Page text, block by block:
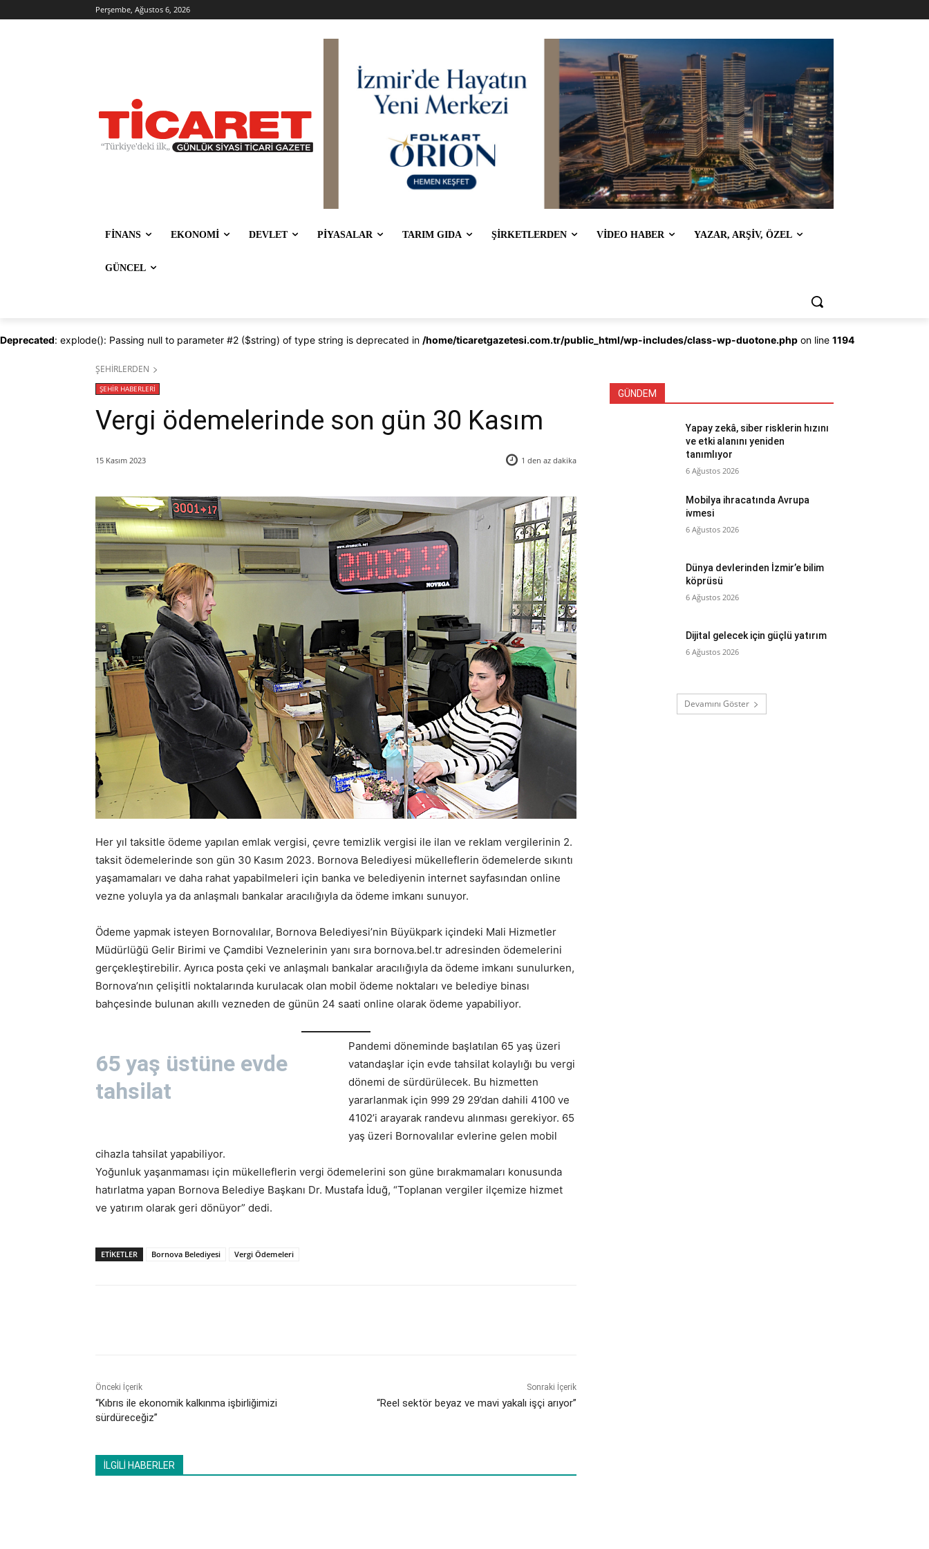
Perşembe, Ağustos 6, 2026
FİNANS EKONOMİ DEVLET PİYASALAR TARIM GIDA ŞİRKETLERDEN VİDEO HABER YAZAR, ARŞİV, ÖZEL
GÜNCEL
Deprecated: explode(): Passing null to parameter #2 ($string) of type string is deprecated in /home/ticaretgazetesi.com.tr/public_html/wp-includes/class-wp-duotone.php on line 1194
ŞEHİRLERDEN
ŞEHİR HABERLERİ
Vergi ödemelerinde son gün 30 Kasım
15 Kasım 2023 1 den az dakika
Her yıl taksitle ödeme yapılan emlak vergisi, çevre temizlik vergisi ile ilan ve reklam vergilerinin 2.
taksit ödemelerinde son gün 30 Kasım 2023. Bornova Belediyesi mükelleflerin ödemelerde sıkıntı
yaşamamaları ve daha rahat yapabilmeleri için banka ve belediyenin internet sayfasından online
vezne yoluyla ya da anlaşmalı bankalar aracılığıyla da ödeme imkanı sunuyor.
Ödeme yapmak isteyen Bornovalılar, Bornova Belediyesi’nin Büyükpark içindeki Mali Hizmetler
Müdürlüğü Gelir Birimi ve Çamdibi Veznelerinin yanı sıra bornova.bel.tr adresinden ödemelerini
gerçekleştirebilir. Ayrıca posta çeki ve anlaşmalı bankalar aracılığıyla da ödeme imkanı sunulurken,
Bornova’nın çelişitli noktalarında kurulacak olan mobil ödeme noktaları ve belediye binası
bahçesinde bulunan akıllı vezneden de günün 24 saati online olarak ödeme yapabiliyor.
65 yaş üstüne evde
tahsilat
Pandemi döneminde başlatılan 65 yaş üzeri
vatandaşlar için evde tahsilat kolaylığı bu vergi
dönemi de sürdürülecek. Bu hizmetten
yararlanmak için 999 29 29’dan dahili 4100 ve
4102’i arayarak randevu alınması gerekiyor. 65
yaş üzeri Bornovalılar evlerine gelen mobil
cihazla tahsilat yapabiliyor.
Yoğunluk yaşanmaması için mükelleflerin vergi ödemelerini son güne bırakmamaları konusunda
hatırlatma yapan Bornova Belediye Başkanı Dr. Mustafa İduğ, “Toplanan vergiler ilçemize hizmet
ve yatırım olarak geri dönüyor” dedi.
ETİKETLER Bornova Belediyesi Vergi Ödemeleri
Önceki İçerik
“Kıbrıs ile ekonomik kalkınma işbirliğimizi
sürdüreceğiz”
Sonraki İçerik
“Reel sektör beyaz ve mavi yakalı işçi arıyor”
İLGİLİ HABERLER
GÜNDEM
Yapay zekâ, siber risklerin hızını
ve etki alanını yeniden
tanımlıyor
6 Ağustos 2026
Mobilya ihracatında Avrupa
ivmesi
6 Ağustos 2026
Dünya devlerinden İzmir’e bilim
köprüsü
6 Ağustos 2026
Dijital gelecek için güçlü yatırım
6 Ağustos 2026
Devamını Göster